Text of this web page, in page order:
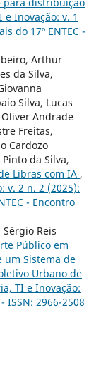
Inovação: v. 1
do 17º ENTEC -
Arthur
da Silva,
Silva, Lucas
Andrade
Freitas,
Cardozo
da Silva,
Libras com IA ,
v. 2 n. 2 (2025):
- Encontro
Reis
Público em
um Sistema de
Urbano de
TI e Inovação:
ISSN: 2966-2508